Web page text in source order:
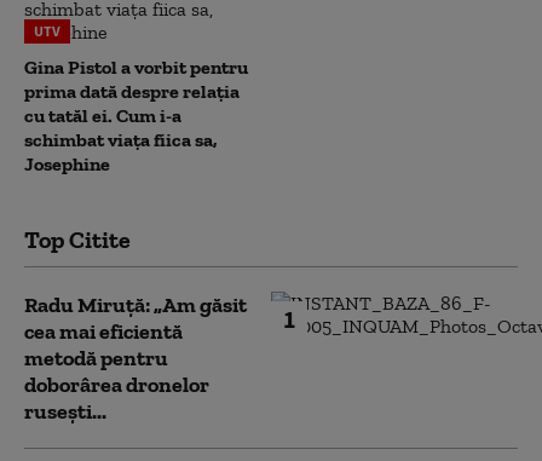
UTV
Gina Pistol a vorbit pentru
prima dată despre relația
cu tatăl ei. Cum i-a
schimbat viața fiica sa,
Josephine
Top Citite
1
Radu Miruță: „Am găsit
cea mai eficientă
metodă pentru
doborârea dronelor
rusești...